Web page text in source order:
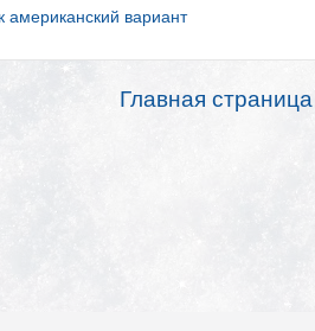
американский вариант
Главная страница